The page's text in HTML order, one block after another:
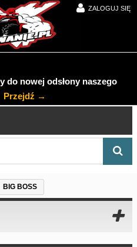
ZALOGUJ SIĘ
do nowej odsłony naszego
Przejdź →
BIG BOSS